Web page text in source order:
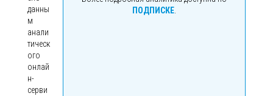
ПОДПИСКЕ
данны
м
анали
тическ
ого
онлай
н-
серви